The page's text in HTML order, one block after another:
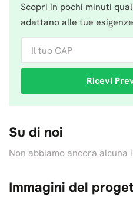
Scopri in pochi minuti
adattano alle tue esigenze
Il tuo CAP
Ricevi
Su di noi
Non abbiamo ancora
Immagini del